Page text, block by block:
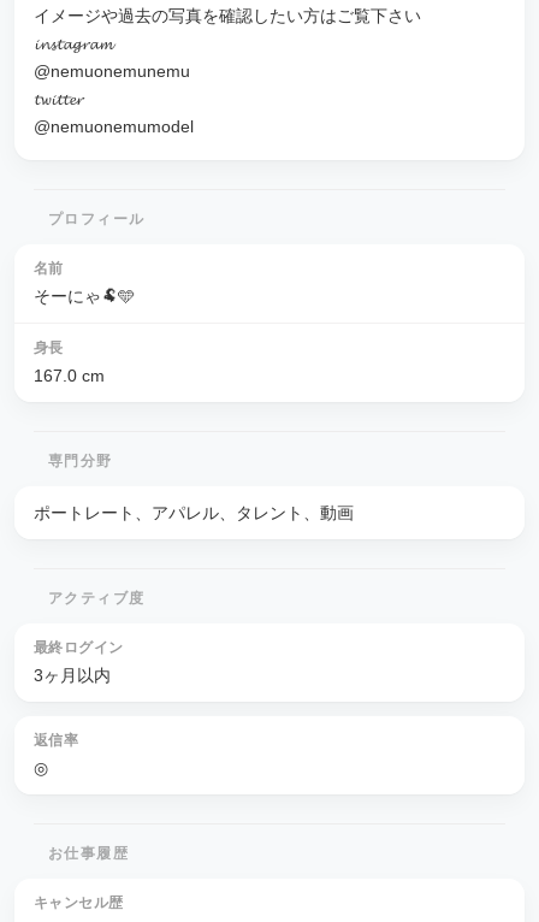
イメージや過去の写真を確認したい方はご覧下さい
𝓲𝓷𝓼𝓽𝓪𝓰𝓻𝓪𝓶
@nemuonemunemu
𝓽𝔀𝓲𝓽𝓽𝓮𝓻
@nemuonemumodel
プロフィール
名前
そーにゃ🐏️🩵
身長
167.0 cm
専門分野
ポートレート、アパレル、タレント、動画
アクティブ度
最終ログイン
3ヶ月以内
返信率
◎
お仕事履歴
キャンセル歴